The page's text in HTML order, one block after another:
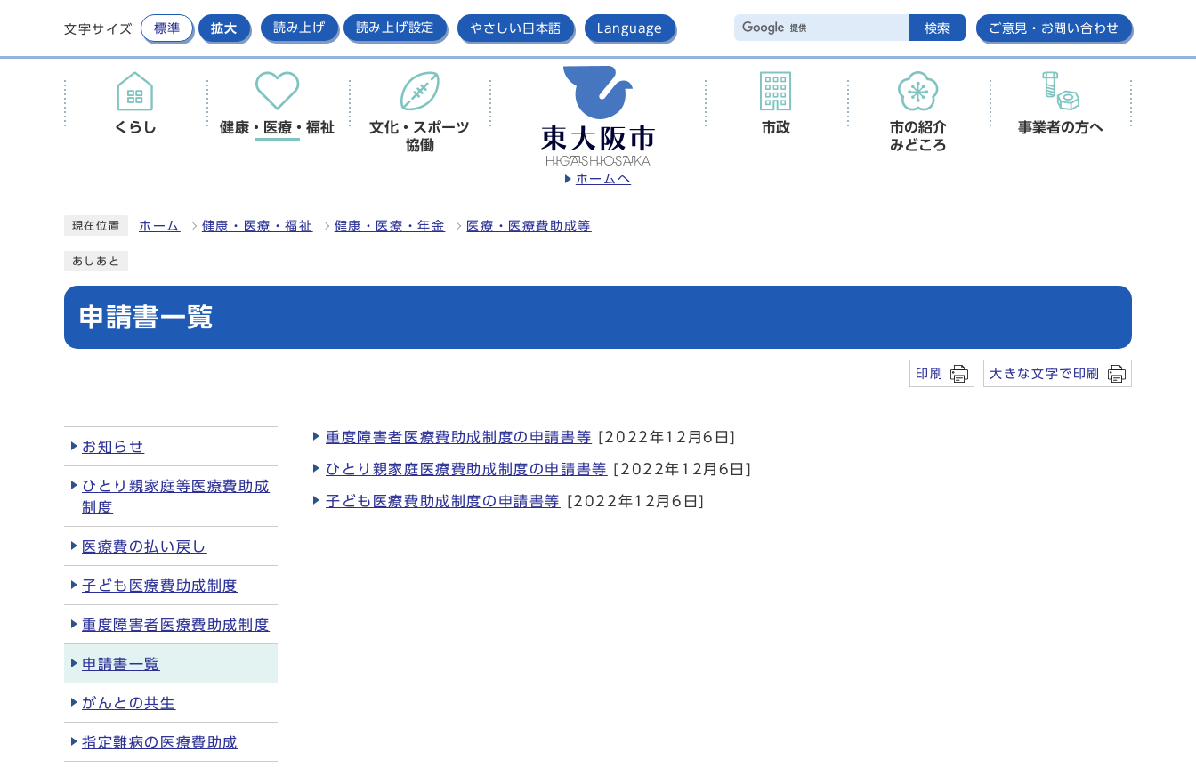
文字サイズ 標準 拡大 読み上げ 読み上げ設定 やさしい日本語 Language 検索 ご意見・お問い合わせ
ホームへ
くらし 健康・医療・福祉
文化・スポーツ
協働
市政
市の紹介
みどころ
事業者の方へ
現在位置 ホーム 健康・医療・福祉 健康・医療・年金 医療・医療費助成等
あしあと
申請書一覧
印刷 大きな文字で印刷
重度障害者医療費助成制度の申請書等 [2022年12月6日]
ひとり親家庭医療費助成制度の申請書等 [2022年12月6日]
子ども医療費助成制度の申請書等 [2022年12月6日]
お知らせ
ひとり親家庭等医療費助成
制度
医療費の払い戻し
子ども医療費助成制度
重度障害者医療費助成制度
申請書一覧
がんとの共生
指定難病の医療費助成